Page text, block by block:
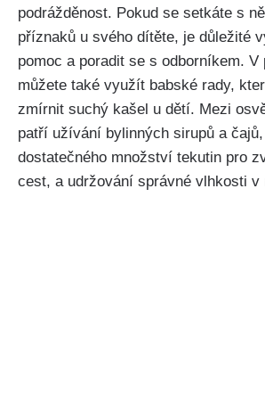
podrážděnost. Pokud se⁤ setkáte ⁤s
příznaků u svého dítěte, je důležité
pomoc a poradit se s ​odborníkem. V
můžete také využít babské⁢ rady,
zmírnit suchý kašel‌ u dětí. Mezi⁤
⁤patří užívání bylinných ⁢sirupů ‌a
dostatečného ‌množství⁤ tekutin pro
cest, a udržování ⁣správné vlhkosti v